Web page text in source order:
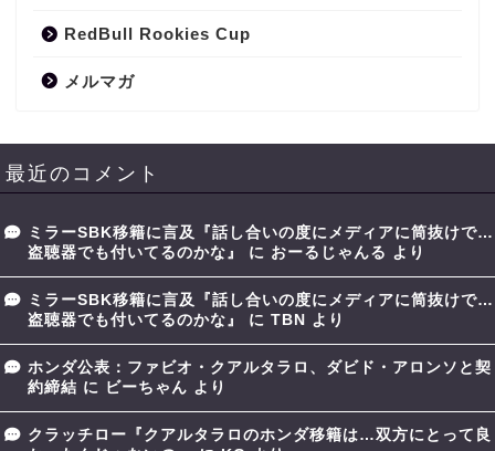
RedBull Rookies Cup
メルマガ
最近のコメント
ミラーSBK移籍に言及『話し合いの度にメディアに筒抜けで…
盗聴器でも付いてるのかな』
に おーるじゃんる より
ミラーSBK移籍に言及『話し合いの度にメディアに筒抜けで…
盗聴器でも付いてるのかな』
に TBN より
ホンダ公表：ファビオ・クアルタラロ、ダビド・アロンソと契
約締結 に ビーちゃん より
クラッチロー『クアルタラロのホンダ移籍は…双方にとって良